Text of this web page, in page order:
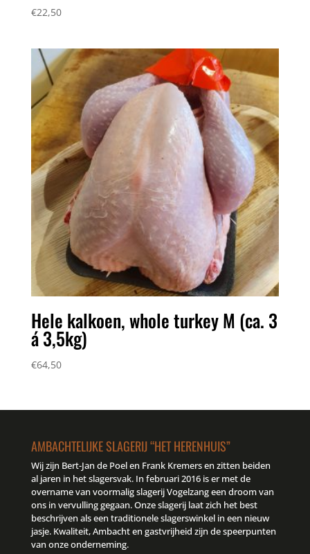
€22,50
Hele kalkoen, whole turkey M (ca. 3
á 3,5kg)
€64,50
AMBACHTELIJKE SLAGERIJ “HET HERENHUIS”
Wij zijn Bert-Jan de Poel en Frank Kremers en zitten beiden
al jaren in het slagersvak. In februari 2016 is er met de
overname van voormalig slagerij Vogelzang een droom van
ons in vervulling gegaan. Onze slagerij laat zich het best
beschrijven als een traditionele slagerswinkel in een nieuw
jasje. Kwaliteit, Ambacht en gastvrijheid zijn de speerpunten
van onze onderneming.